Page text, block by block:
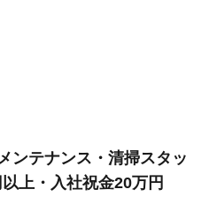
ンテナンス・清掃スタッ
上・入社祝金20万円